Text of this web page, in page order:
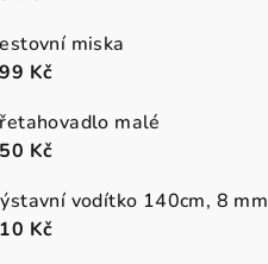
miska
Kč
malé
Kč
vodítko 140cm, 8 mm
Kč